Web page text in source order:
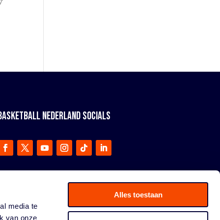
media te
van onze
Alles toestaan
NEDERLAND SOCIALS